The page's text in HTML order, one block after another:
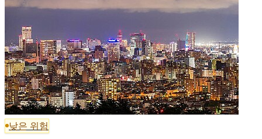
낮은 위험